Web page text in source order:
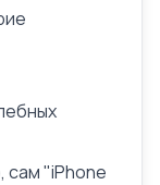
сам "iPhone